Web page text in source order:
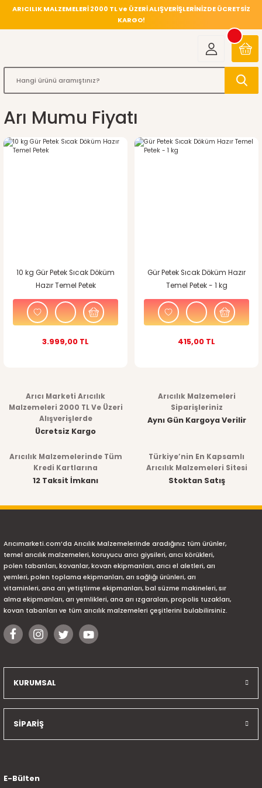
ARICILIK MALZEMELERİ 2000 TL ve ÜZERİ ALIŞVERİŞLERİNİZDE ÜCRETSİZ
KARGO!
Arı Mumu Fiyatı
10 kg Gür Petek Sıcak Döküm
Hazır Temel Petek
3.999,00 TL
Gür Petek Sıcak Döküm Hazır
Temel Petek - 1 kg
415,00 TL
Arıcı Marketi Arıcılık
Malzemeleri 2000 TL Ve Üzeri
Alışverişlerde
Ücretsiz Kargo
Arıcılık Malzemeleri
Siparişleriniz
Aynı Gün Kargoya Verilir
Arıcılık Malzemelerinde Tüm
Kredi Kartlarına
12 Taksit İmkanı
Türkiye’nin En Kapsamlı
Arıcılık Malzemeleri Sitesi
Stoktan Satış
Arıcımarketi.com’da Arıcılık Malzemelerinde aradığınız tüm ürünler,
temel arıcılık malzemeleri, koruyucu arıcı giysileri, arıcı körükleri,
polen tabanları, kovanlar, kovan ekipmanları, arıcı el aletleri, arı
yemleri, polen toplama ekipmanları, arı sağlığı ürünleri, arı
vitaminleri, ana arı yetiştirme ekipmanları, bal süzme makineleri, sır
alma ekipmanları, arı yemlikleri, ana arı ızgaraları, propolis tuzakları,
kovan tabanları ve tüm arıcılık malzemeleri çeşitlerini bulabilirsiniz.
KURUMSAL
SİPARİŞ
E-Bülten